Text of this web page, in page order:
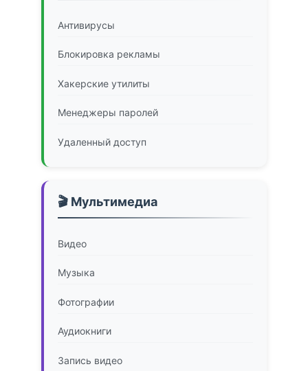
Антивирусы
Блокировка рекламы
Хакерские утилиты
Менеджеры паролей
Удаленный доступ
🎬 Мультимедиа
Видео
Музыка
Фотографии
Аудиокниги
Запись видео